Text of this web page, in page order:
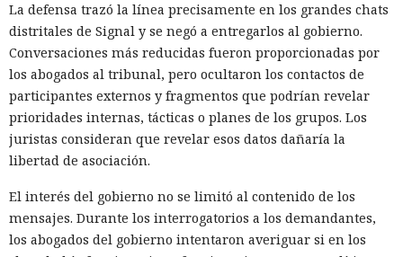
Stikas, director técnico de la empresa Kumio, contó su halla
zgoen la conferencia Black Hat en Las Vegas. Según dijo,
accedió a varios servidores de comando de los hackers, y en
algunos casos los propios atacantes infectaban sus
ordenadores con malware —esto dio al investigador acceso a
sus estaciones de trabajo y a la correspondencia en Slack y
Discord. En total, Stikas analizó alrededor de 5 terabytes de
datos.
El principal método de infiltración seguía siendo el
esquema de ofertas de trabajo falsas: atraían a los
desarrolladores con salarios altos y les pedían, como tarea
La defensa trazó la línea precisamente en los grandes chats
distritales de Signal y se negó a entregarlos al gobierno.
Conversaciones más reducidas fueron proporcionadas por
los abogados al tribunal, pero ocultaron los contactos de
participantes externos y fragmentos que podrían revelar
prioridades internas, tácticas o planes de los grupos. Los
juristas consideran que revelar esos datos dañaría la
libertad de asociación.
El interés del gobierno no se limitó al contenido de los
mensajes. Durante los interrogatorios a los demandantes,
los abogados del gobierno intentaron averiguar si en los